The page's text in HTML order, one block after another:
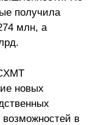
получила
млн, а
новых
в